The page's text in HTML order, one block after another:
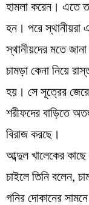
হামলা করেন। এতে
হন। পরে স্থানীয়রা
স্থানীয়দের মতে
চামড়া কেনা নিয়ে
হয়। সে সূত্রের
শরীফদের বাড়িতে
বিরাজ করছে।
আব্দুল খালেকের
চাইলে তিনি বলেন,
গনির দোকানের